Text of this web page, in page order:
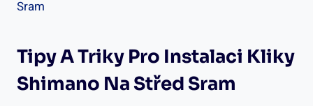
Tipy⁢ A Triky Pro Instalaci ⁣kliky
Shimano‍ Na Střed ⁣Sram